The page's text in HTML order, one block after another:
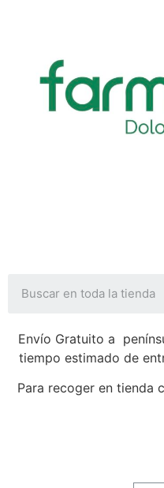
Envío Gratuito a
tiempo estimado de
Para recoger en tienda